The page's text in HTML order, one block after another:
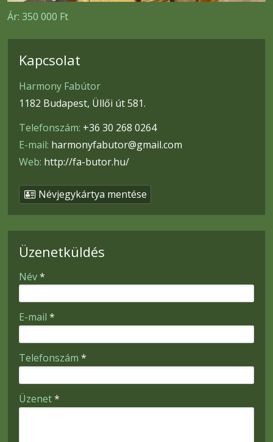
Ár: 350 000 Ft
Kapcsolat
Harmony Fabútor
1182 Budapest, Üllői út 581.
Telefonszám: +36 30 268 0264
E-mail: harmonyfabutor@gmail.com
Web: http://fa-butor.hu/
Névjegykártya mentése
Üzenetküldés
-
Név*
E-mail *
Telefonszám *
Üzenet*